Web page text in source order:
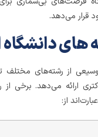
می‌دهد.
از رشته‌های مختلف
می‌دهد. برخی از
از: